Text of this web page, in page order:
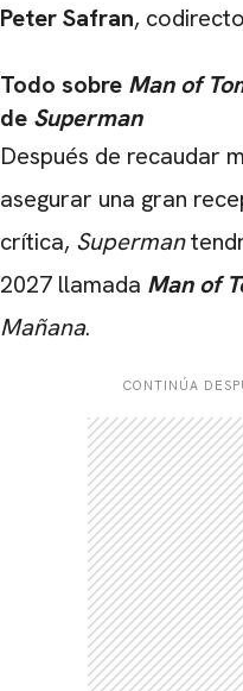
Peter Safran,
Todo sobre Man of
de Superman
Después de recaudar
asegurar una gran
crítica, Superman
2027 llamada Man of
Mañana.
CONTINÚA